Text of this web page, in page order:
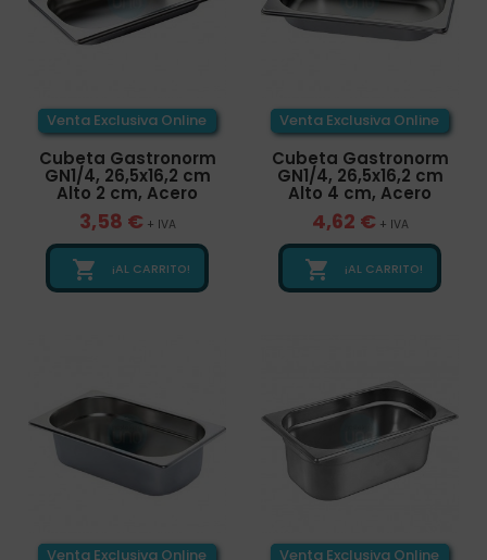
Venta Exclusiva Online
Cubeta Gastronorm
GN1/4, 26,5x16,2 cm
Alto 2 cm, Acero
3,58 € + IVA
 ¡AL CARRITO!
Venta Exclusiva Online
Cubeta Gastronorm
GN1/4, 26,5x16,2 cm
Alto 4 cm, Acero
4,62 € + IVA
 ¡AL CARRITO!
Venta Exclusiva Online Venta Exclusiva Online